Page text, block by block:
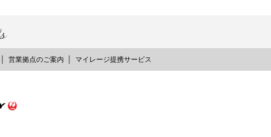
営業拠点のご案内 マイレージ提携サービス